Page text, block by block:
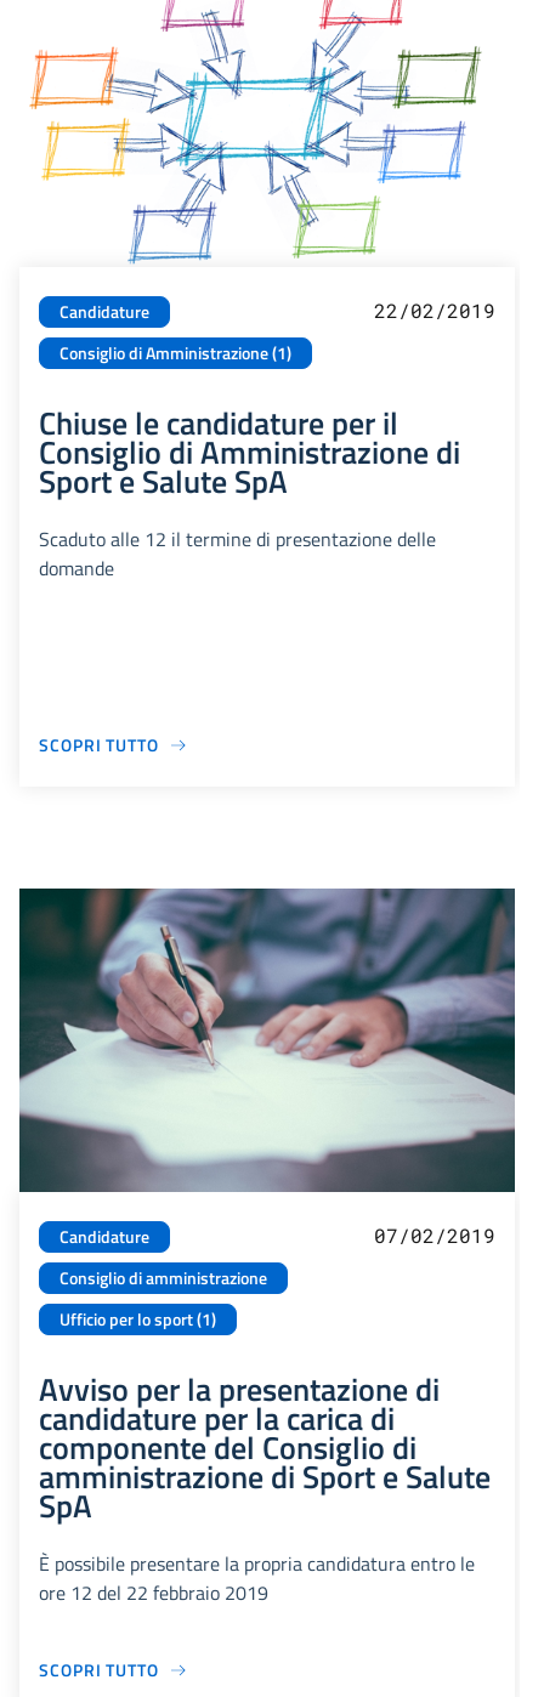
Candidature
Consiglio di Amministrazione (1)
22/02/2019
Chiuse le candidature per il
Consiglio di Amministrazione di
Sport e Salute SpA
Scaduto alle 12 il termine di presentazione delle
domande
SCOPRI TUTTO
Candidature
Consiglio di amministrazione
Ufficio per lo sport (1)
07/02/2019
Avviso per la presentazione di
candidature per la carica di
componente del Consiglio di
amministrazione di Sport e Salute
SpA
È possibile presentare la propria candidatura entro le
ore 12 del 22 febbraio 2019
SCOPRI TUTTO